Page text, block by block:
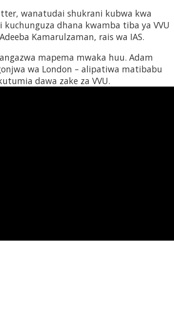
wanatudai shukrani kubwa kwa
dhana kwamba tiba ya VVU
Kamarulzaman, rais wa IAS.
mapema mwaka huu. Adam
wa London – alipatiwa matibabu
dawa zake za VVU.